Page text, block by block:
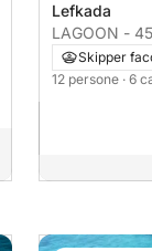
Lefkada
Skipper
12 persone · 6